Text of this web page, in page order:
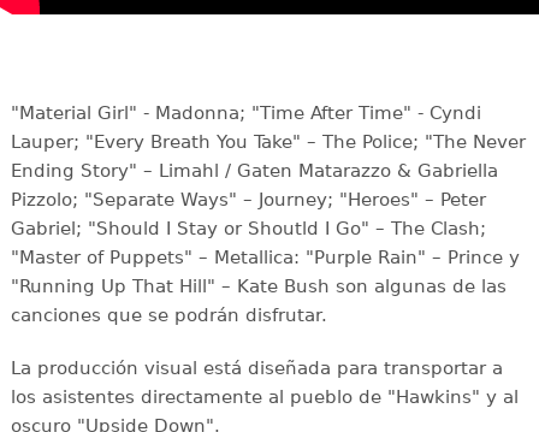
"Material Girl" - Madonna; "Time After Time" - Cyndi
Lauper; "Every Breath You Take" – The Police; "The Never
Ending Story" – Limahl / Gaten Matarazzo & Gabriella
Pizzolo; "Separate Ways" – Journey; "Heroes" – Peter
Gabriel; "Should I Stay or Shoutld I Go" – The Clash;
"Master of Puppets" – Metallica: "Purple Rain" – Prince y
"Running Up That Hill" – Kate Bush son algunas de las
canciones que se podrán disfrutar.
La producción visual está diseñada para transportar a
los asistentes directamente al pueblo de "Hawkins" y al
oscuro "Upside Down".